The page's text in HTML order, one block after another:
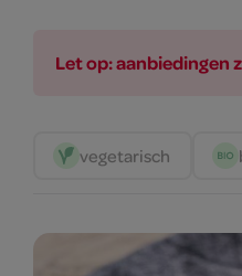
Let op: aanbiedingen
vegetarisch